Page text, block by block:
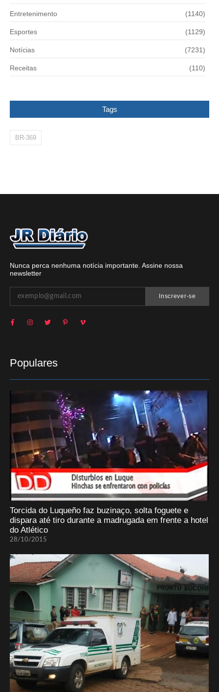
Entretenimento (1140)
Esportes (1129)
Notícias (7231)
Receitas (110)
Tags
BR-369
Nunca perca nenhuma notícia importante. Assine nossa
newsletter
Inscrever-se
Populares
Torcida do Luqueño faz buzinaço, solta foguete e
dispara até tiro durante a madrugada em frente a hotel
do Atlético
28/10/2015